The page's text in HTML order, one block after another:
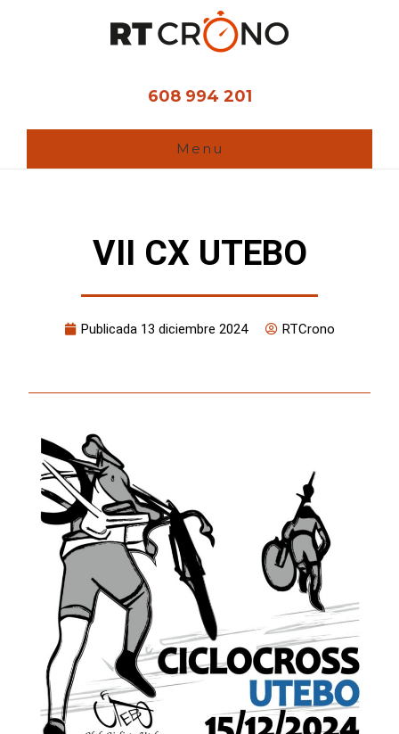
608 994 201
Menu
VII CX UTEBO
Publicada 13 diciembre 2024 RTCrono